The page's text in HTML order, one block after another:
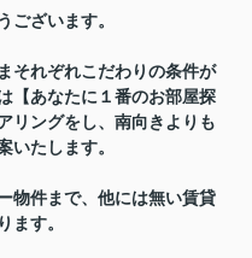
ございます。
それぞれこだわりの条件が
【あなたに１番のお部屋探
リングをし、南向きよりも
いたします。
物件まで、他には無い賃貸
ます。